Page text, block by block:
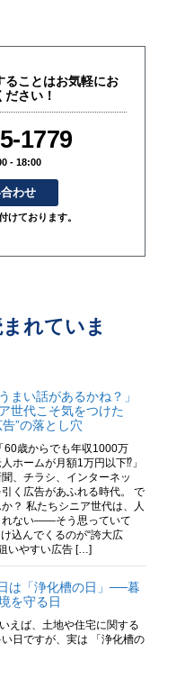
ることはお気軽にお
ださい！
1779
- 18:00
わせ
けております。
れていま
まい話があるかね？」
代こそ気をつけた
”の落とし穴
60歳からでも年収1000万
ホームが月額1万円以下⁉」
、チラシ、インターネッ
く広告があふれる時代。 で
？ 私たちシニア世代は、人
れない――そう思っていて
込んでくるのが“誇大広
いやすい広告 […]
は「浄化槽の日」──暮
を守る日
えば、土地や住宅に関する
日ですが、実は 「浄化槽の